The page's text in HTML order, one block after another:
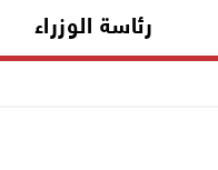
رئاسة الوزراء